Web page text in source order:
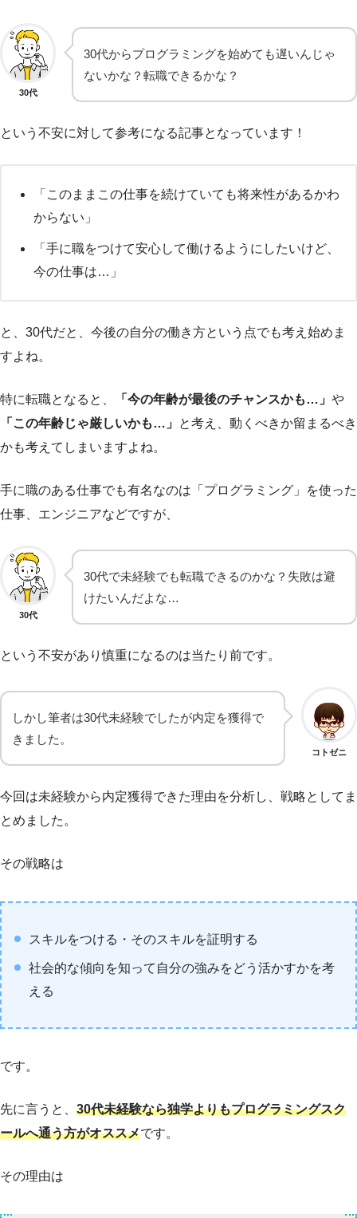
30代
30代からプログラミングを始めても遅いんじゃ
ないかな？転職できるかな？
という不安に対して参考になる記事となっています！
「このままこの仕事を続けていても将来性があるかわ
からない」
「手に職をつけて安心して働けるようにしたいけど、
今の仕事は…」
と、30代だと、今後の自分の働き方という点でも考え始めま
すよね。
特に転職となると、 「今の年齢が最後のチャンスかも…」 や
「この年齢じゃ厳しいかも…」 と考え、動くべきか留まるべき
かも考えてしまいますよね。
手に職のある仕事でも有名なのは「プログラミング」を使った
仕事、エンジニアなどですが、
30代
30代で未経験でも転職できるのかな？失敗は避
けたいんだよな…
という不安があり慎重になるのは当たり前です。
コトゼニ
しかし筆者は30代未経験でしたが内定を獲得で
きました。
今回は未経験から内定獲得できた理由を分析し、戦略としてま
とめました。
その戦略は
スキルをつける・そのスキルを証明する
社会的な傾向を知って自分の強みをどう活かすかを考
える
です。
先に言うと、 30代未経験なら独学よりもプログラミングスク
ールへ通う方がオススメです。
その理由は